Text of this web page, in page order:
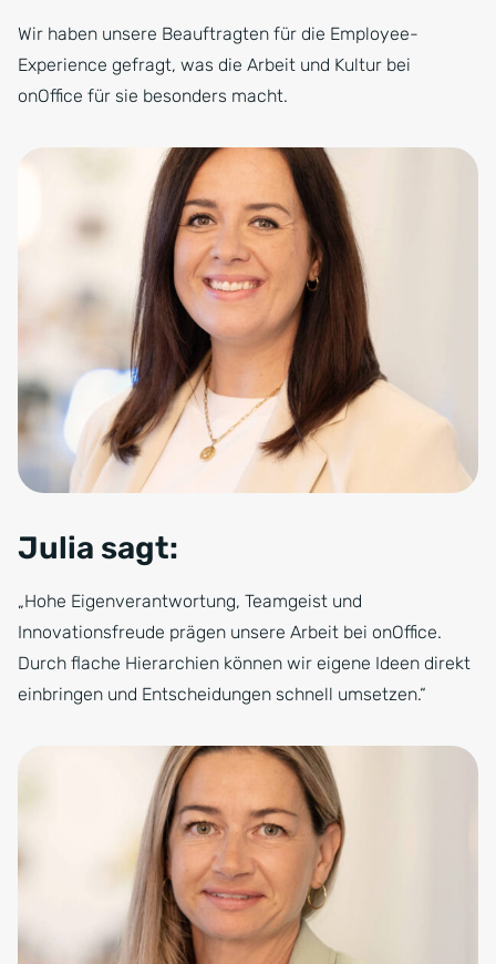
Wir haben unsere Beauftragten für die Employee-
Experience gefragt, was die Arbeit und Kultur bei
onOffice für sie besonders macht.
Julia sagt:
„Hohe Eigenverantwortung, Teamgeist und
Innovationsfreude prägen unsere Arbeit bei onOffice.
Durch flache Hierarchien können wir eigene Ideen direkt
einbringen und Entscheidungen schnell umsetzen.“